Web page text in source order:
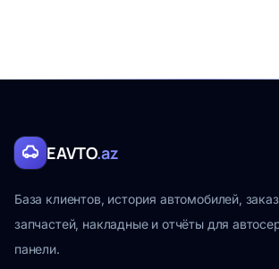
EAVTO.az
База клиентов, история автомобилей,
запчастей, накладные и отчёты для
панели.